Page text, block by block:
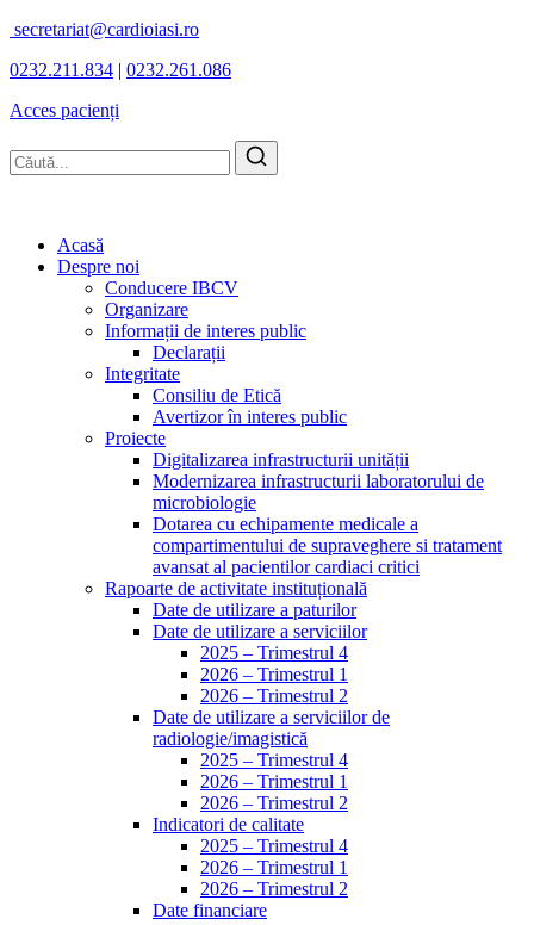
secretariat@cardioiasi.ro
0232.211.834 | 0232.261.086
Acces pacienți
Acasă
Despre noi
Conducere IBCV
Organizare
Informații de interes public
Declarații
Integritate
Consiliu de Etică
Avertizor în interes public
Proiecte
Digitalizarea infrastructurii unității
Modernizarea infrastructurii laboratorului de
microbiologie
Dotarea cu echipamente medicale a
compartimentului de supraveghere si tratament
avansat al pacientilor cardiaci critici
Rapoarte de activitate instituțională
Date de utilizare a paturilor
Date de utilizare a serviciilor
2025 – Trimestrul 4
2026 – Trimestrul 1
2026 – Trimestrul 2
Date de utilizare a serviciilor de
radiologie/imagistică
2025 – Trimestrul 4
2026 – Trimestrul 1
2026 – Trimestrul 2
Indicatori de calitate
2025 – Trimestrul 4
2026 – Trimestrul 1
2026 – Trimestrul 2
Date financiare